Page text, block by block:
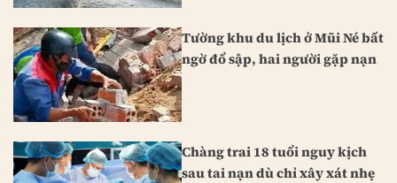
Tường khu du lịch ở Mũi Né bất
ngờ đổ sập, hai người gặp nạn
Chàng trai 18 tuổi nguy kịch
sau tai nạn dù chỉ xây xát nhẹ